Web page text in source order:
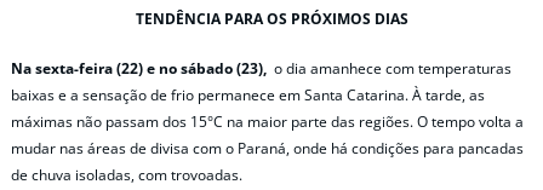
TENDÊNCIA PARA OS PRÓXIMOS DIAS
Na sexta-feira (22) e no sábado (23), o dia amanhece com temperaturas
baixas e a sensação de frio permanece em Santa Catarina. À tarde, as
máximas não passam dos 15°C na maior parte das regiões. O tempo volta a
mudar nas áreas de divisa com o Paraná, onde há condições para pancadas
de chuva isoladas, com trovoadas.